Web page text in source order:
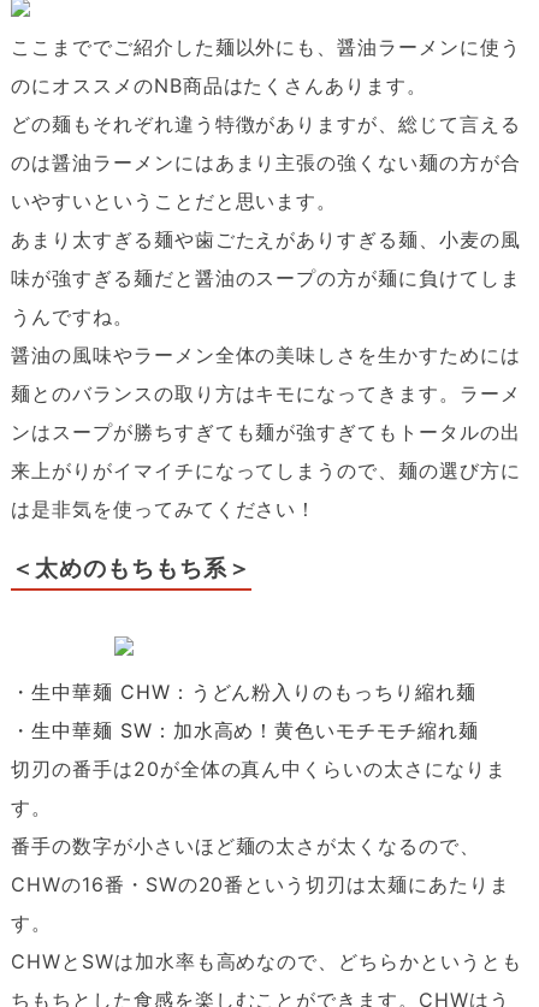
ここまででご紹介した麺以外にも、醤油ラーメンに使う
のにオススメのNB商品はたくさんあります。
どの麺もそれぞれ違う特徴がありますが、総じて言える
のは醤油ラーメンにはあまり主張の強くない麺の方が合
いやすいということだと思います。
あまり太すぎる麺や歯ごたえがありすぎる麺、小麦の風
味が強すぎる麺だと醤油のスープの方が麺に負けてしま
うんですね。
醤油の風味やラーメン全体の美味しさを生かすためには
麺とのバランスの取り方はキモになってきます。ラーメ
ンはスープが勝ちすぎても麺が強すぎてもトータルの出
来上がりがイマイチになってしまうので、麺の選び方に
は是非気を使ってみてください！
＜太めのもちもち系＞
・生中華麺 CHW：うどん粉入りのもっちり縮れ麺
・生中華麺 SW：加水高め！黄色いモチモチ縮れ麺
切刃の番手は20が全体の真ん中くらいの太さになりま
す。
番手の数字が小さいほど麺の太さが太くなるので、
CHWの16番・SWの20番という切刃は太麺にあたりま
す。
CHWとSWは加水率も高めなので、どちらかというとも
ちもちとした食感を楽しむことができます。CHWはう